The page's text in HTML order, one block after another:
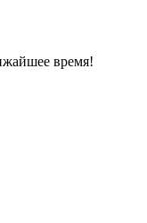
время!